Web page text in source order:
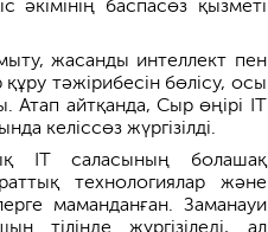
баспасөз қызметі
жасанды интеллект пен
тәжірибесін бөлісу, осы
Атап айтқанда, Сыр өңірі ІТ
келіссөз жүргізілді.
ІТ саласының болашақ
технологиялар және
маманданған. Заманауи
тілінде жүргізіледі, ал